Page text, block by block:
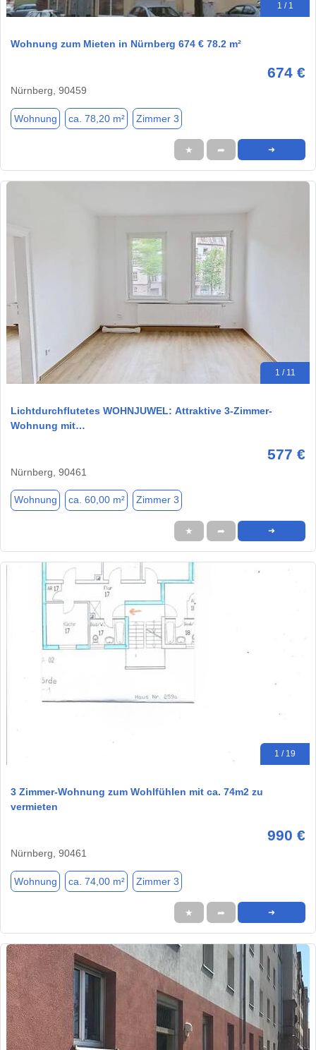
1 / 1
Wohnung zum Mieten in Nürnberg 674 € 78.2 m²
674 €
Nürnberg, 90459
Wohnung ca. 78,20 m² Zimmer 3
★ ➦ ➜
1 / 11
Lichtdurchflutetes WOHNJUWEL: Attraktive 3-Zimmer-
Wohnung mit…
577 €
Nürnberg, 90461
Wohnung ca. 60,00 m² Zimmer 3
★ ➦ ➜
1 / 19
3 Zimmer-Wohnung zum Wohlfühlen mit ca. 74m2 zu
vermieten
990 €
Nürnberg, 90461
Wohnung ca. 74,00 m² Zimmer 3
★ ➦ ➜